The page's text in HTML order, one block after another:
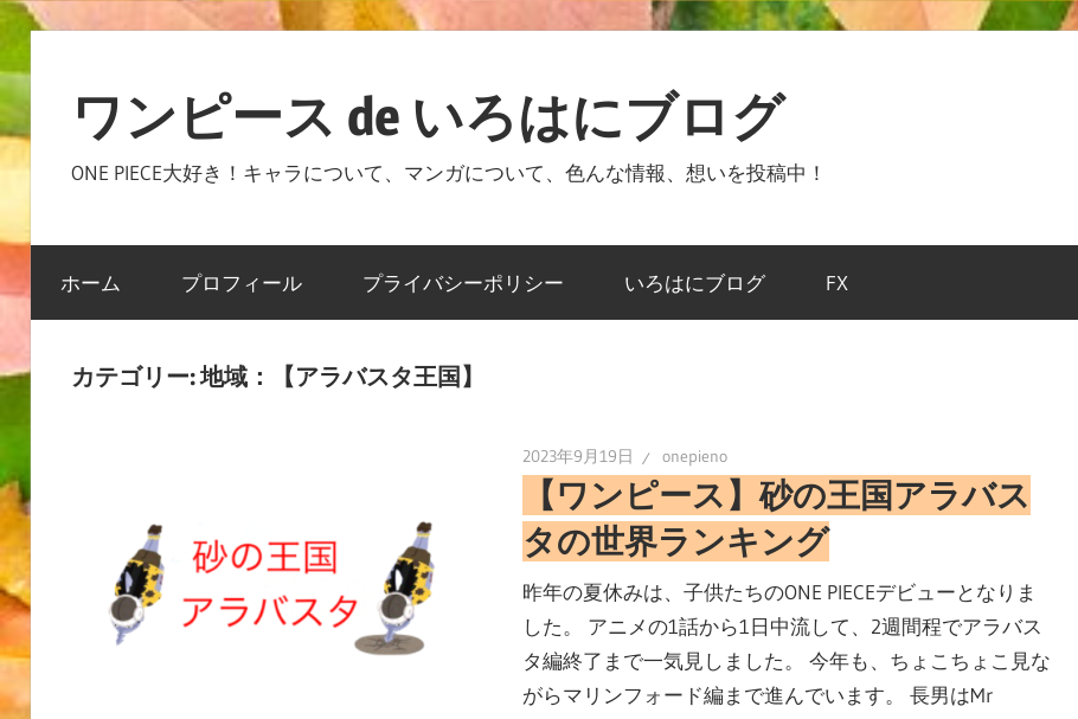
ン
ン
ス
キ
ッ
ワンピース de いろはにブログ
ONE PIECE大好き！キャラについて、マンガについて、色んな情報、想いを投稿中！
ホーム プロフィール プライバシーポリシー いろはにブログ FX
カテゴリー:地域：【アラバスタ王国】
2023年9月19日 onepieno
【ワンピース】砂の王国アラバス
タの世界ランキング
昨年の夏休みは、子供たちのONE PIECEデビューとなりま
した。 アニメの1話から1日中流して、2週間程でアラバス
タ編終了まで一気見しました。 今年も、ちょこちょこ見な
がらマリンフォード編まで進んでいます。 長男はMr